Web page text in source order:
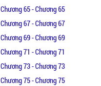
Chương 65 - Chương 65
Chương 67 - Chương 67
Chương 69 - Chương 69
Chương 71 - Chương 71
Chương 73 - Chương 73
Chương 75 - Chương 75